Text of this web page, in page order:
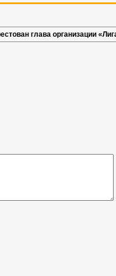
глава организации